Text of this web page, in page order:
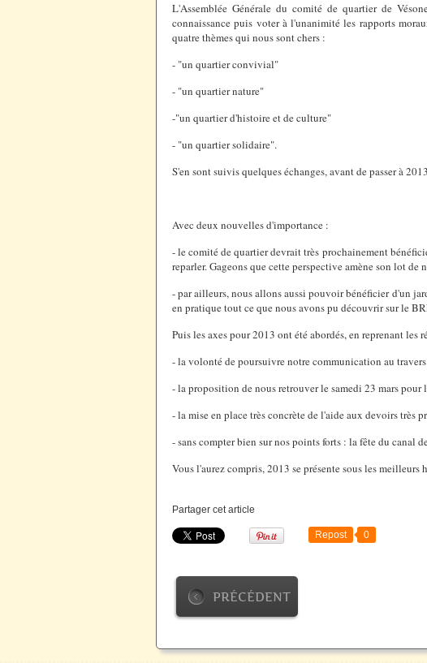
L'Assemblée Générale du comité de quartier de
connaissance puis voter à l'unanimité les rapports
quatre thèmes qui nous sont chers :
- "un quartier convivial"
- "un quartier nature"
-"un quartier d'histoire et de culture"
- "un quartier solidaire".
S'en sont suivis quelques échanges, avant de passer à
Avec deux nouvelles d'importance :
- le comité de quartier devrait très prochainement
reparler. Gageons que cette perspective amène son lot
- par ailleurs, nous allons aussi pouvoir bénéficier d'un
en pratique tout ce que nous avons pu découvrir sur le
Puis les axes pour 2013 ont été abordés, en reprenant
- la volonté de poursuivre notre communication au
- la proposition de nous retrouver le samedi 23 mars
- la mise en place très concrète de l'aide aux devoirs très
- sans compter bien sur nos points forts : la fête du canal
Vous l'aurez compris, 2013 se présente sous les
Partager cet article
Repost 0
PRÉCÉDENT